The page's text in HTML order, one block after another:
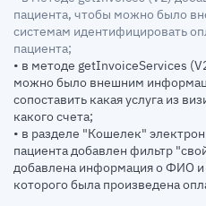
пациента, чтобы можно было
системам идентифицировать
пациента;
• в методе getInvoiceServices
можно было внешним
сопоставить какая услуга из
какого счета;
• в разделе "Кошелек"
пациента добавлен фильтр
добавлена информация о ФИО и
которого была произведена